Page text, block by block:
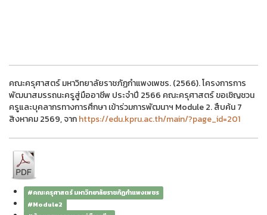
คณะครุศาสตร์ มหาวิทยาลัยราชภัฏกำแพงเพชร. (2566). โครงการการ
พัฒนาสมรรถนะครูสู่มืออาชีพ ประจำปี 2566 คณะครุศาสตร์ ขอเชิญชวน
ครูและบุคลากรทางการศึกษา เข้าร่วมการพัฒนาฯ Module 2. สืบค้น 7
สิงหาคม 2569, จากhttps://edu.kpru.ac.th/main/?page_id=201
#คณะครุศาสตร์ มหาวิทยาลัยราชภัฏกำแพงเพชร
#Module2